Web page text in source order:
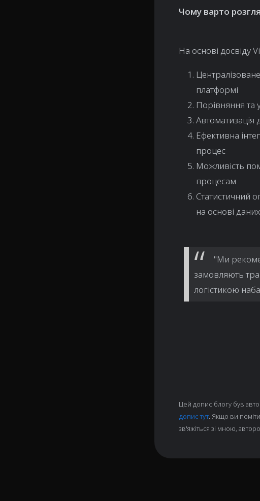
Чому варто
На основі досвіду
платформі
Порівняння та
Автоматизація
Ефективна
процес
Можливість
процесам
Статистичний
на основі даних
"Ми
замовляють
логістикою
Цей допис блогу був
допис тут. Якщо ви
зв'яжіться зі мною,